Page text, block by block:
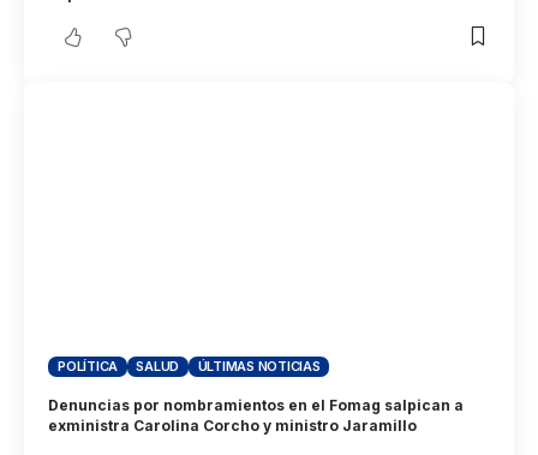
POLÍTICA SALUD ÚLTIMAS NOTICIAS
Denuncias por nombramientos en el Fomag salpican a
exministra Carolina Corcho y ministro Jaramillo